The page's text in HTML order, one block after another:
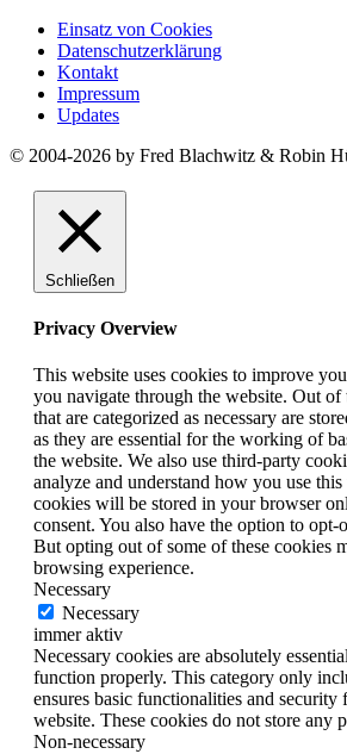
Einsatz von Cookies
Datenschutzerklärung
Kontakt
Impressum
Updates
© 2004-2026 by Fred Blachwitz & Robin
Schließen
Privacy Overview
This website uses cookies to improve
you navigate through the website. Out of
that are categorized as necessary are
as they are essential for the working of
the website. We also use third-party
analyze and understand how you use
cookies will be stored in your browser
consent. You also have the option to opt-
But opting out of some of these cookies
browsing experience.
Necessary
Necessary
immer aktiv
Necessary cookies are absolutely
function properly. This category only
ensures basic functionalities and security
website. These cookies do not store any
Non-necessary